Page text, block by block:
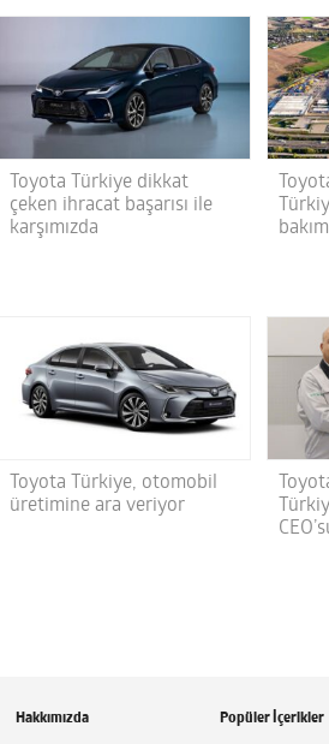
Toyota Türkiye dikkat
çeken ihracat başarısı ile
karşımızda
Toyota Türkiye, otomobil
üretimine ara veriyor
Hakkımızda Popüler İçerikler